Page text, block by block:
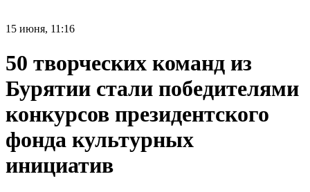
15 июня, 11:16
50 творческих команд из
Бурятии стали победителями
конкурсов президентского
фонда культурных
инициатив